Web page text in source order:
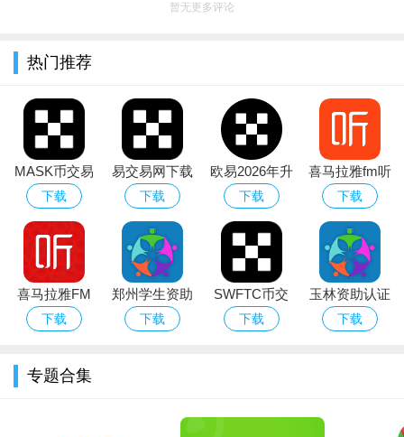
暂无更多评论
热门推荐
MASK币交易
所下载官方最
新版本
下载
易交易网下载
2026最新版
下载
欧易2026年升
级新版本
下载
喜马拉雅fm听
书相声
下载
喜马拉雅FM
手机客户端
下载
郑州学生资助
通app下载安
下载
SWFTC币交
易所app下载
下载
玉林资助认证
(资助通)app
下载
专题合集